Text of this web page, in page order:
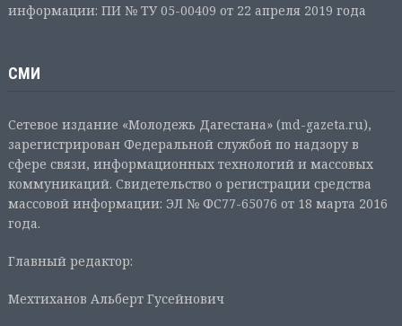
информации: ПИ № ТУ 05-00409 от 22 апреля 2019 года
СМИ
Сетевое издание «Молодежь Дагестана» (md-gazeta.ru),
зарегистрирован Федеральной службой по надзору в
сфере связи, информационных технологий и массовых
коммуникаций. Свидетельство о регистрации средства
массовой информации: ЭЛ № ФС77-65076 от 18 марта 2016
года.
Главный редактор:
Мехтиханов Альберт Гусейнович